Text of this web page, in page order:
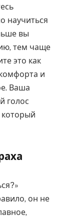
научиться
вы
тем чаще
это как
и
Ваша
голос
он не